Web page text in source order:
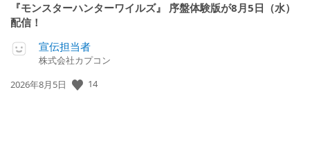
『モンスターハンターワイルズ』 序盤体験版が8月5日（水）
配信！
宣伝担当者
株式会社カプコン
公
2026年8月5日 14